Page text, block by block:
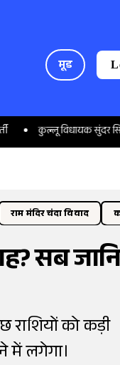
मूड
विधायक सुंदर सिंह ठाकुर बनेंगे
राम मंदिर चंदा विवाद
सब
राशियों को कड़ी
में लगेगा।